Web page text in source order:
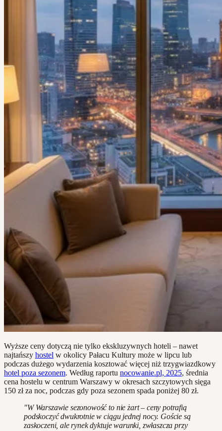
Wyższe ceny dotyczą nie tylko ekskluzywnych hoteli – nawet
najtańszy hostel w okolicy Pałacu Kultury może w lipcu lub
podczas dużego wydarzenia kosztować więcej niż trzygwiazdkowy
hotel poza sezonem. Według raportu nocowanie.pl, 2025, średnia
cena hostelu w centrum Warszawy w okresach szczytowych sięga
150 zł za noc, podczas gdy poza sezonem spada poniżej 80 zł.
"W Warszawie sezonowość to nie żart – ceny potrafią
podskoczyć dwukrotnie w ciągu jednej nocy. Goście są
zaskoczeni, ale rynek dyktuje warunki, zwłaszcza przy